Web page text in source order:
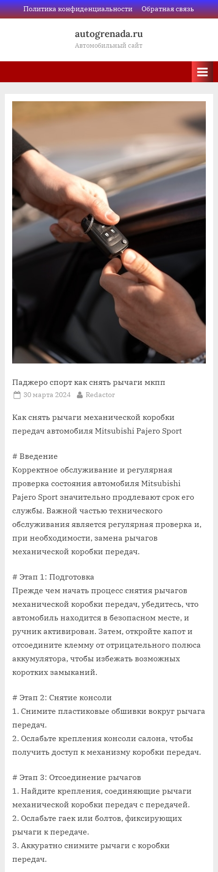
Skip
to
Политика конфиденциальности Обратная связь
autogrenada.ru
Автомобильный сайт
Паджеро спорт как снять рычаги мкпп
Posted
30 марта 2024 By
Redactor
Как снять рычаги механической коробки
передач автомобиля Mitsubishi Pajero Sport
# Введение
Корректное обслуживание и регулярная
проверка состояния автомобиля Mitsubishi
Pajero Sport значительно продлевают срок его
службы. Важной частью технического
обслуживания является регулярная проверка и,
при необходимости, замена рычагов
механической коробки передач.
# Этап 1: Подготовка
Прежде чем начать процесс снятия рычагов
механической коробки передач, убедитесь, что
автомобиль находится в безопасном месте, и
ручник активирован. Затем, откройте капот и
отсоедините клемму от отрицательного полюса
аккумулятора, чтобы избежать возможных
коротких замыканий.
# Этап 2: Снятие консоли
1. Снимите пластиковые обшивки вокруг рычага
передач.
2. Ослабьте крепления консоли салона, чтобы
получить доступ к механизму коробки передач.
# Этап 3: Отсоединение рычагов
1. Найдите крепления, соединяющие рычаги
механической коробки передач с передачей.
2. Ослабьте гаек или болтов, фиксирующих
рычаги к передаче.
3. Аккуратно снимите рычаги с коробки
передач.